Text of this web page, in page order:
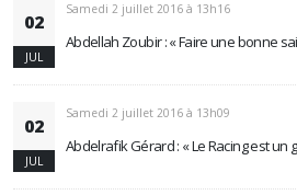
02
JUL
Samedi 2 juillet 2016 à 13h16
Abdellah Zoubir : « Faire une bonne
02
JUL
Samedi 2 juillet 2016 à 13h09
Abdelrafik Gérard : « Le Racing est un